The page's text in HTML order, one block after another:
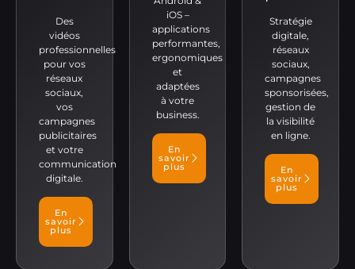
Des
vidéos
professionnelles
pour vos
réseaux
sociaux,
vos
campagnes
publicitaires
et votre
communication
digitale.
En
savoir
plus
iOS –
applications
performantes,
ergonomiques
et
adaptées
à votre
business.
En
savoir
plus
Stratégie
digitale,
réseaux
sociaux,
campagnes
sponsorisées,
gestion de
la visibilité
en ligne.
En
savoir
plus